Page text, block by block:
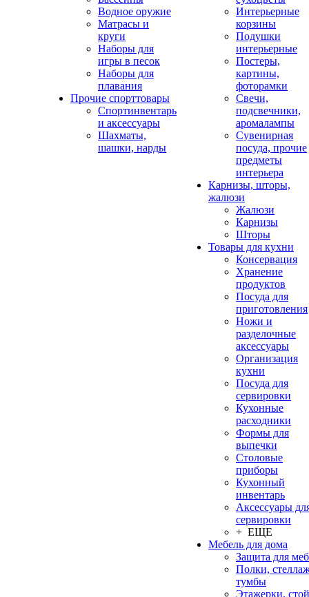
Водное оружие
Матрасы и
круги
Наборы для
игры в песок
Наборы для
плавания
Прочие спорттовары
Спортинвентарь
и аксессуары
Шахматы,
шашки, нарды
Интерьерные
корзины
Подушки
интерьерные
Постеры,
картины,
фоторамки
Свечи,
подсвечники,
аромалампы
Сувенирная
посуда, прочие
предметы
интерьера
Карнизы, шторы,
жалюзи
Жалюзи
Карнизы
Шторы
Товары для кухни
Консервация
Хранение
продуктов
Посуда для
приготовления
Ножи и
разделочные
аксессуары
Организация
кухни
Посуда для
сервировки
Кухонные
расходники
Формы для
выпечки
Столовые
приборы
Кухонный
инвентарь
Аксессуары
сервировки
+ ЕЩЕ
Мебель для дома
Защита для
Полки,
тумбы
Этажерки,